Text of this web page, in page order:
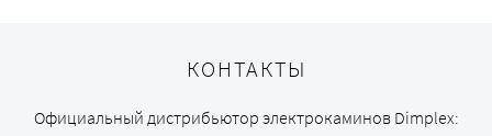
КОНТАКТЫ
Официальный дистрибьютор электрокаминов Dimplex: